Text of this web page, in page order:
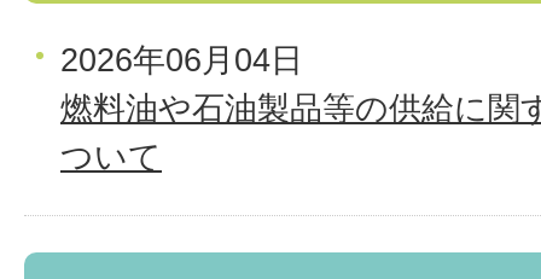
2026年06月04日
燃料油や石油製品等の供給に関
ついて